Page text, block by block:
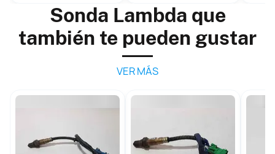
Sonda Lambda que
también te pueden gustar
VER MÁS